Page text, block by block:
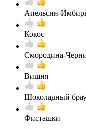
Апельсин-
Кокос
Смородина-
Вишня
Шоколадный
Фисташки